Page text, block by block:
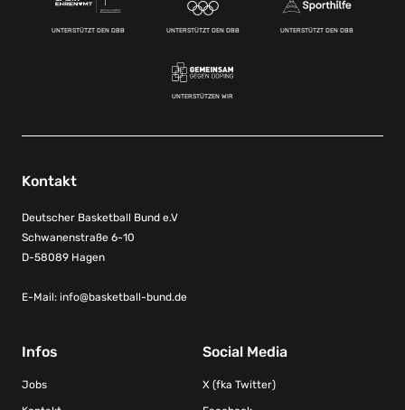
UNTERSTÜTZT DEN DBB UNTERSTÜTZT DEN DBB UNTERSTÜTZT DEN DBB
UNTERSTÜTZEN WIR
Kontakt
Deutscher Basketball Bund e.V
Schwanenstraße 6-10
D-58089 Hagen
E-Mail: info@basketball-bund.de
Infos
Jobs
Social Media
X (fka Twitter)